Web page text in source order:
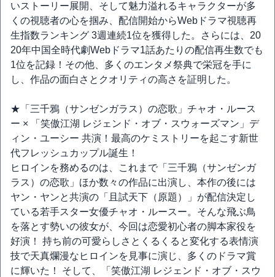
いストーリー展開、そして魅力溢れるキャラクターが多
くの視聴者の心を掴み、配信開始からWebドラマ視聴再
生指数ランキング 3週連続1位を獲得した。さらには、20
20年中国全時代劇Webドラマ1話あたりの配信再生数でも
1位を記録！その他、多くのエンタメ祭典で栄冠を手に
し、作品の面白さとクオリティの高さを証明した。
★「三千鴉（サンゼンガラス）の恋歌」チャオ・ルース
ー × 「笑傲江湖 レジェンド・オブ・スウォーズマン」デ
ィン・ユーシー 共演！最高のケミストリーを起こす新世
代フレッシュカップル誕生！
ヒロインを務めるのは、これまで「三千鴉（サンゼンガ
ラス）の恋歌」ほか数々の作品に出演し、本作の後には
ヤン・ヤンと共演の「且試天下（原題）」が配信決定し
ている若手スター女優チャオ・ルースー。そんな飛ぶ鳥
を落とす勢いの彼女が、今回は恋愛初心者の脚本家役を
好演！ 持ち前の可愛らしさとくるくると変化する表情演
技で天真爛漫なヒロインを見事に演じ、多くのドラマ賞
に輝いた！ そして、「笑傲江湖 レジェンド・オブ・スウ